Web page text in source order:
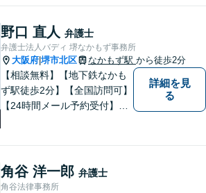
野口 直人 弁護士
弁護士法人バディ 堺なかもず事務所
大阪府 堺市北区 なかもず駅 から徒歩2分
【相談無料】【地下鉄なかも
ず駅徒歩2分】【全国訪問可】
【24時間メール予約受付】
ます。
詳細を見
る
角谷 洋一郎 弁護士
角谷法律事務所